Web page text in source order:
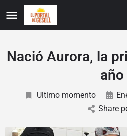
Nació Aurora, la
año
Ultimo momento
Share